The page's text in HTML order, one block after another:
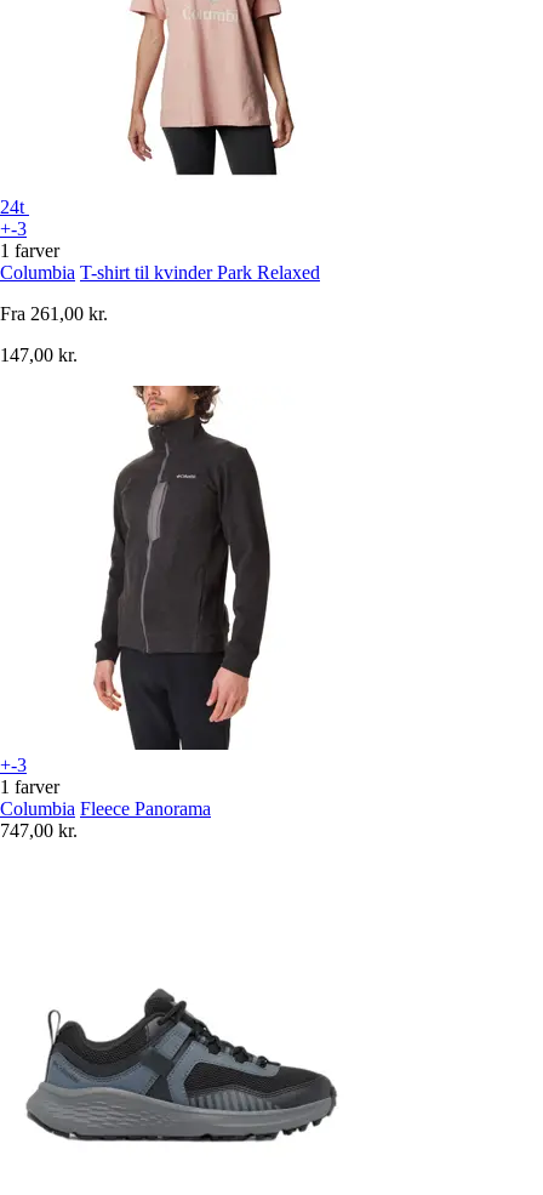
24t
+-3
1 farver
Columbia T-shirt til kvinder Park Relaxed
Fra 261,00 kr.
147,00 kr.
+-3
1 farver
Columbia Fleece Panorama
747,00 kr.